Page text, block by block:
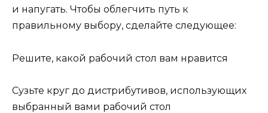
и напугать. Чтобы облегчить путь к
правильному выбору, сделайте следующее:
Решите, какой рабочий стол вам нравится
Сузьте круг до дистрибутивов, использующих
выбранный вами рабочий стол